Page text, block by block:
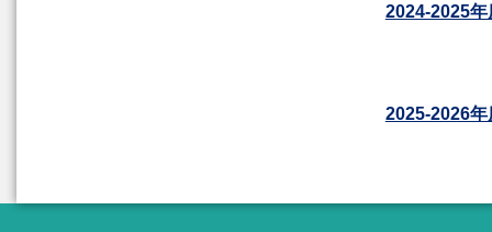
2024-2025年
2025-2026年